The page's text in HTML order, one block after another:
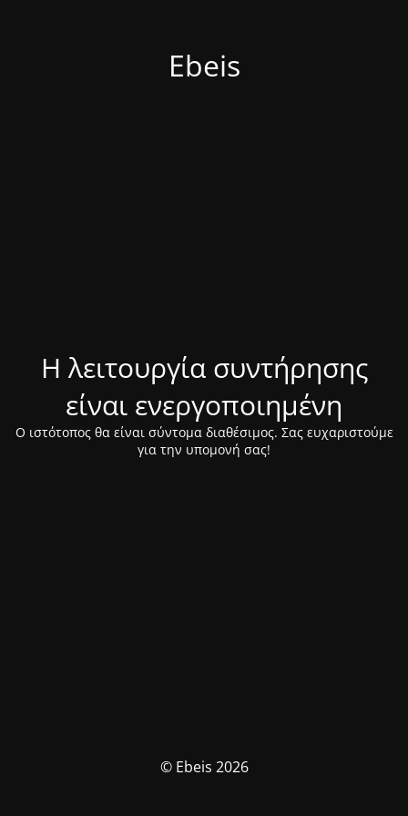
Ebeis
Η λειτουργία συντήρησης
είναι ενεργοποιημένη
Ο ιστότοπος θα είναι σύντομα διαθέσιμος. Σας ευχαριστούμε
για την υπομονή σας!
© Ebeis 2026